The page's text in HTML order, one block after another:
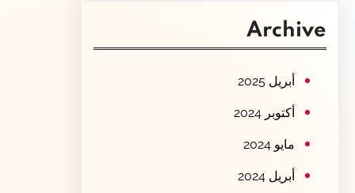
c
Archive
أبريل 2025
أكتوبر 2024
مايو 2024
أبريل 2024